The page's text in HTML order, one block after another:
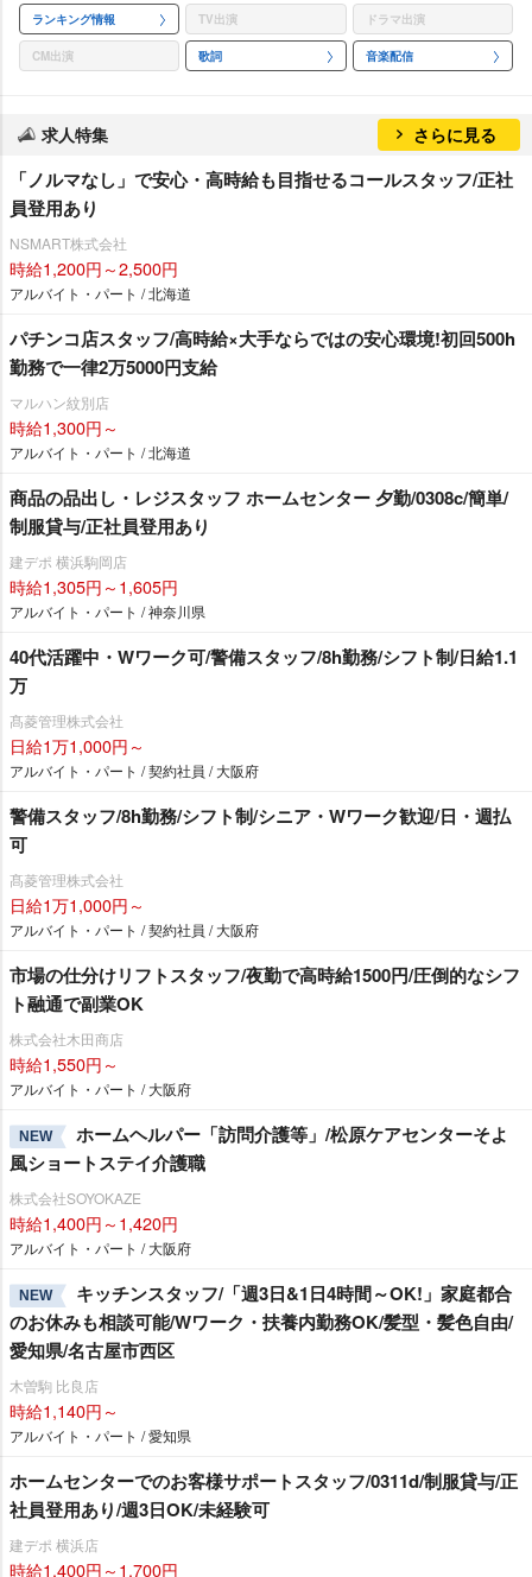
ランキング情報 TV出演 ドラマ出演
CM出演 歌詞 音楽配信
求人特集 さらに見る
「ノルマなし」で安心・高時給も目指せるコールスタッフ/正社
員登用あり
NSMART株式会社
時給1,200円～2,500円
アルバイト・パート / 北海道
パチンコ店スタッフ/高時給×大手ならではの安心環境!初回500h
勤務で一律2万5000円支給
マルハン紋別店
時給1,300円～
アルバイト・パート / 北海道
商品の品出し・レジスタッフ ホームセンター 夕勤/0308c/簡単/
制服貸与/正社員登用あり
建デポ 横浜駒岡店
時給1,305円～1,605円
アルバイト・パート / 神奈川県
40代活躍中・Wワーク可/警備スタッフ/8h勤務/シフト制/日給1.1
万
髙菱管理株式会社
日給1万1,000円～
アルバイト・パート / 契約社員 / 大阪府
警備スタッフ/8h勤務/シフト制/シニア・Wワーク歓迎/日・週払
可
髙菱管理株式会社
日給1万1,000円～
アルバイト・パート / 契約社員 / 大阪府
市場の仕分けリフトスタッフ/夜勤で高時給1500円/圧倒的なシフ
ト融通で副業OK
株式会社木田商店
時給1,550円～
アルバイト・パート / 大阪府
NEW
ホームヘルパー「訪問介護等」/松原ケアセンターそよ
風ショートステイ介護職
株式会社SOYOKAZE
時給1,400円～1,420円
アルバイト・パート / 大阪府
NEW
キッチンスタッフ/「週3日&1日4時間～OK!」家庭都合
のお休みも相談可能/Wワーク・扶養内勤務OK/髪型・髪色自由/
愛知県/名古屋市西区
木曽駒 比良店
時給1,140円～
アルバイト・パート / 愛知県
ホームセンターでのお客様サポートスタッフ/0311d/制服貸与/正
社員登用あり/週3日OK/未経験可
建デポ 横浜店
時給1,400円～1,700円